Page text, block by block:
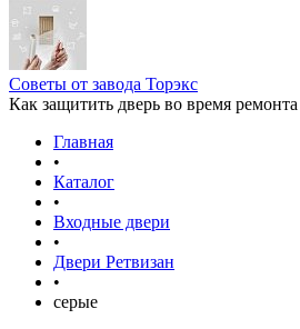
Советы от завода Торэкс
Как защитить дверь во время ремонта
Главная
•
Каталог
•
Входные двери
•
Двери Ретвизан
•
серые